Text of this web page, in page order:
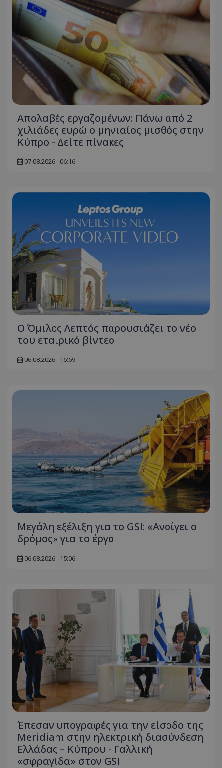
Απολαβές εργαζομένων: Πάνω από 2
χιλιάδες ευρώ ο μηνιαίος μισθός στην
Κύπρο - Δείτε πίνακες
07.08.2026 - 06:16
Ο Όμιλος Λεπτός παρουσιάζει το νέο
του εταιρικό βίντεο
06.08.2026 - 15:59
Μεγάλη εξέλιξη για το GSI: «Ανοίγει ο
δρόμος» για το έργο
06.08.2026 - 15:06
Έπεσαν υπογραφές για την είσοδο της
Meridiam στην ηλεκτρική διασύνδεση
Ελλάδας – Κύπρου - Γαλλική
«σφραγίδα» στον GSI